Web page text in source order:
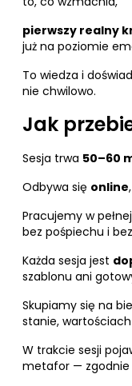
pierwszy realny
już na poziomie
To wiedza i
nie chwilowo.
Jak
Sesja trwa 50–60
Odbywa się online
Pracujemy w
bez pośpiechu i
Każda sesja jest
szablonu ani
Skupiamy się na
stanie,
W trakcie sesji
metafor — zgodnie